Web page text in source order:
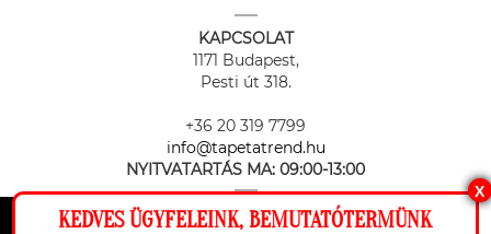
KAPCSOLAT
1171 Budapest,
Pesti út 318.
+36 20 319 7799
info@tapetatrend.hu
NYITVATARTÁS MA: 09:00-13:00
X
KEDVES ÜGYFELEINK, BEMUTATÓTERMÜNK